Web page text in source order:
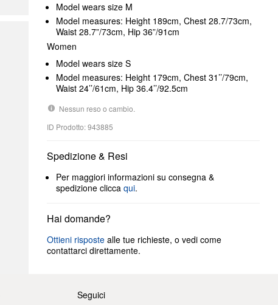
Model wears size M
Model measures: Height 189cm, Chest 28.7/73cm,
Waist 28.7”/73cm, Hip 36”/91cm
Women
Model wears size S
Model measures: Height 179cm, Chest 31’’/79cm,
Waist 24’’/61cm, Hip 36.4’’/92.5cm
Nessun reso o cambio.
ID Prodotto: 943885
Spedizione & Resi
Per maggiori informazioni su consegna &
spedizione clicca qui.
Hai domande?
Ottieni risposte alle tue richieste, o vedi come
contattarci direttamente.
Seguici